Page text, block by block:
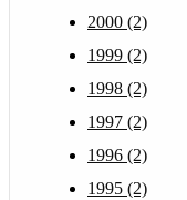
2000 (2)
1999 (2)
1998 (2)
1997 (2)
1996 (2)
1995 (2)